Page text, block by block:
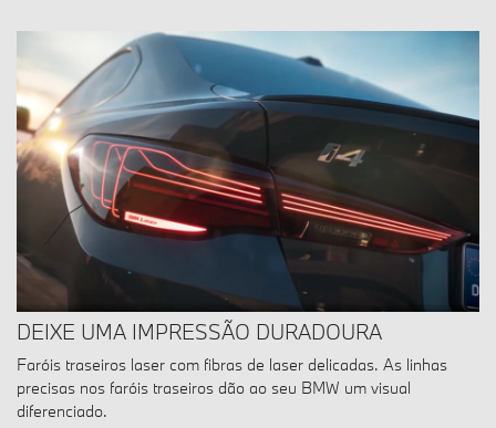
DEIXE UMA IMPRESSÃO DURADOURA
Faróis traseiros laser com fibras de laser delicadas. As linhas
precisas nos faróis traseiros dão ao seu BMW um visual